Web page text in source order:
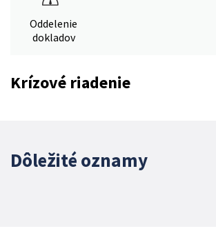
Oddelenie
dokladov
Krízové riadenie
Dôležité oznamy